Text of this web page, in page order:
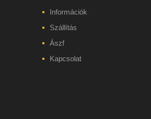
Információk
Szállítás
Ászf
Kapcsolat